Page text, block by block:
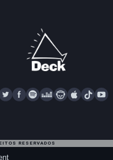
I
N
T
W
T
F
A
S
P
I
D
E
E
N
A
T
A
P
E
T
O
U
RESERVADOS